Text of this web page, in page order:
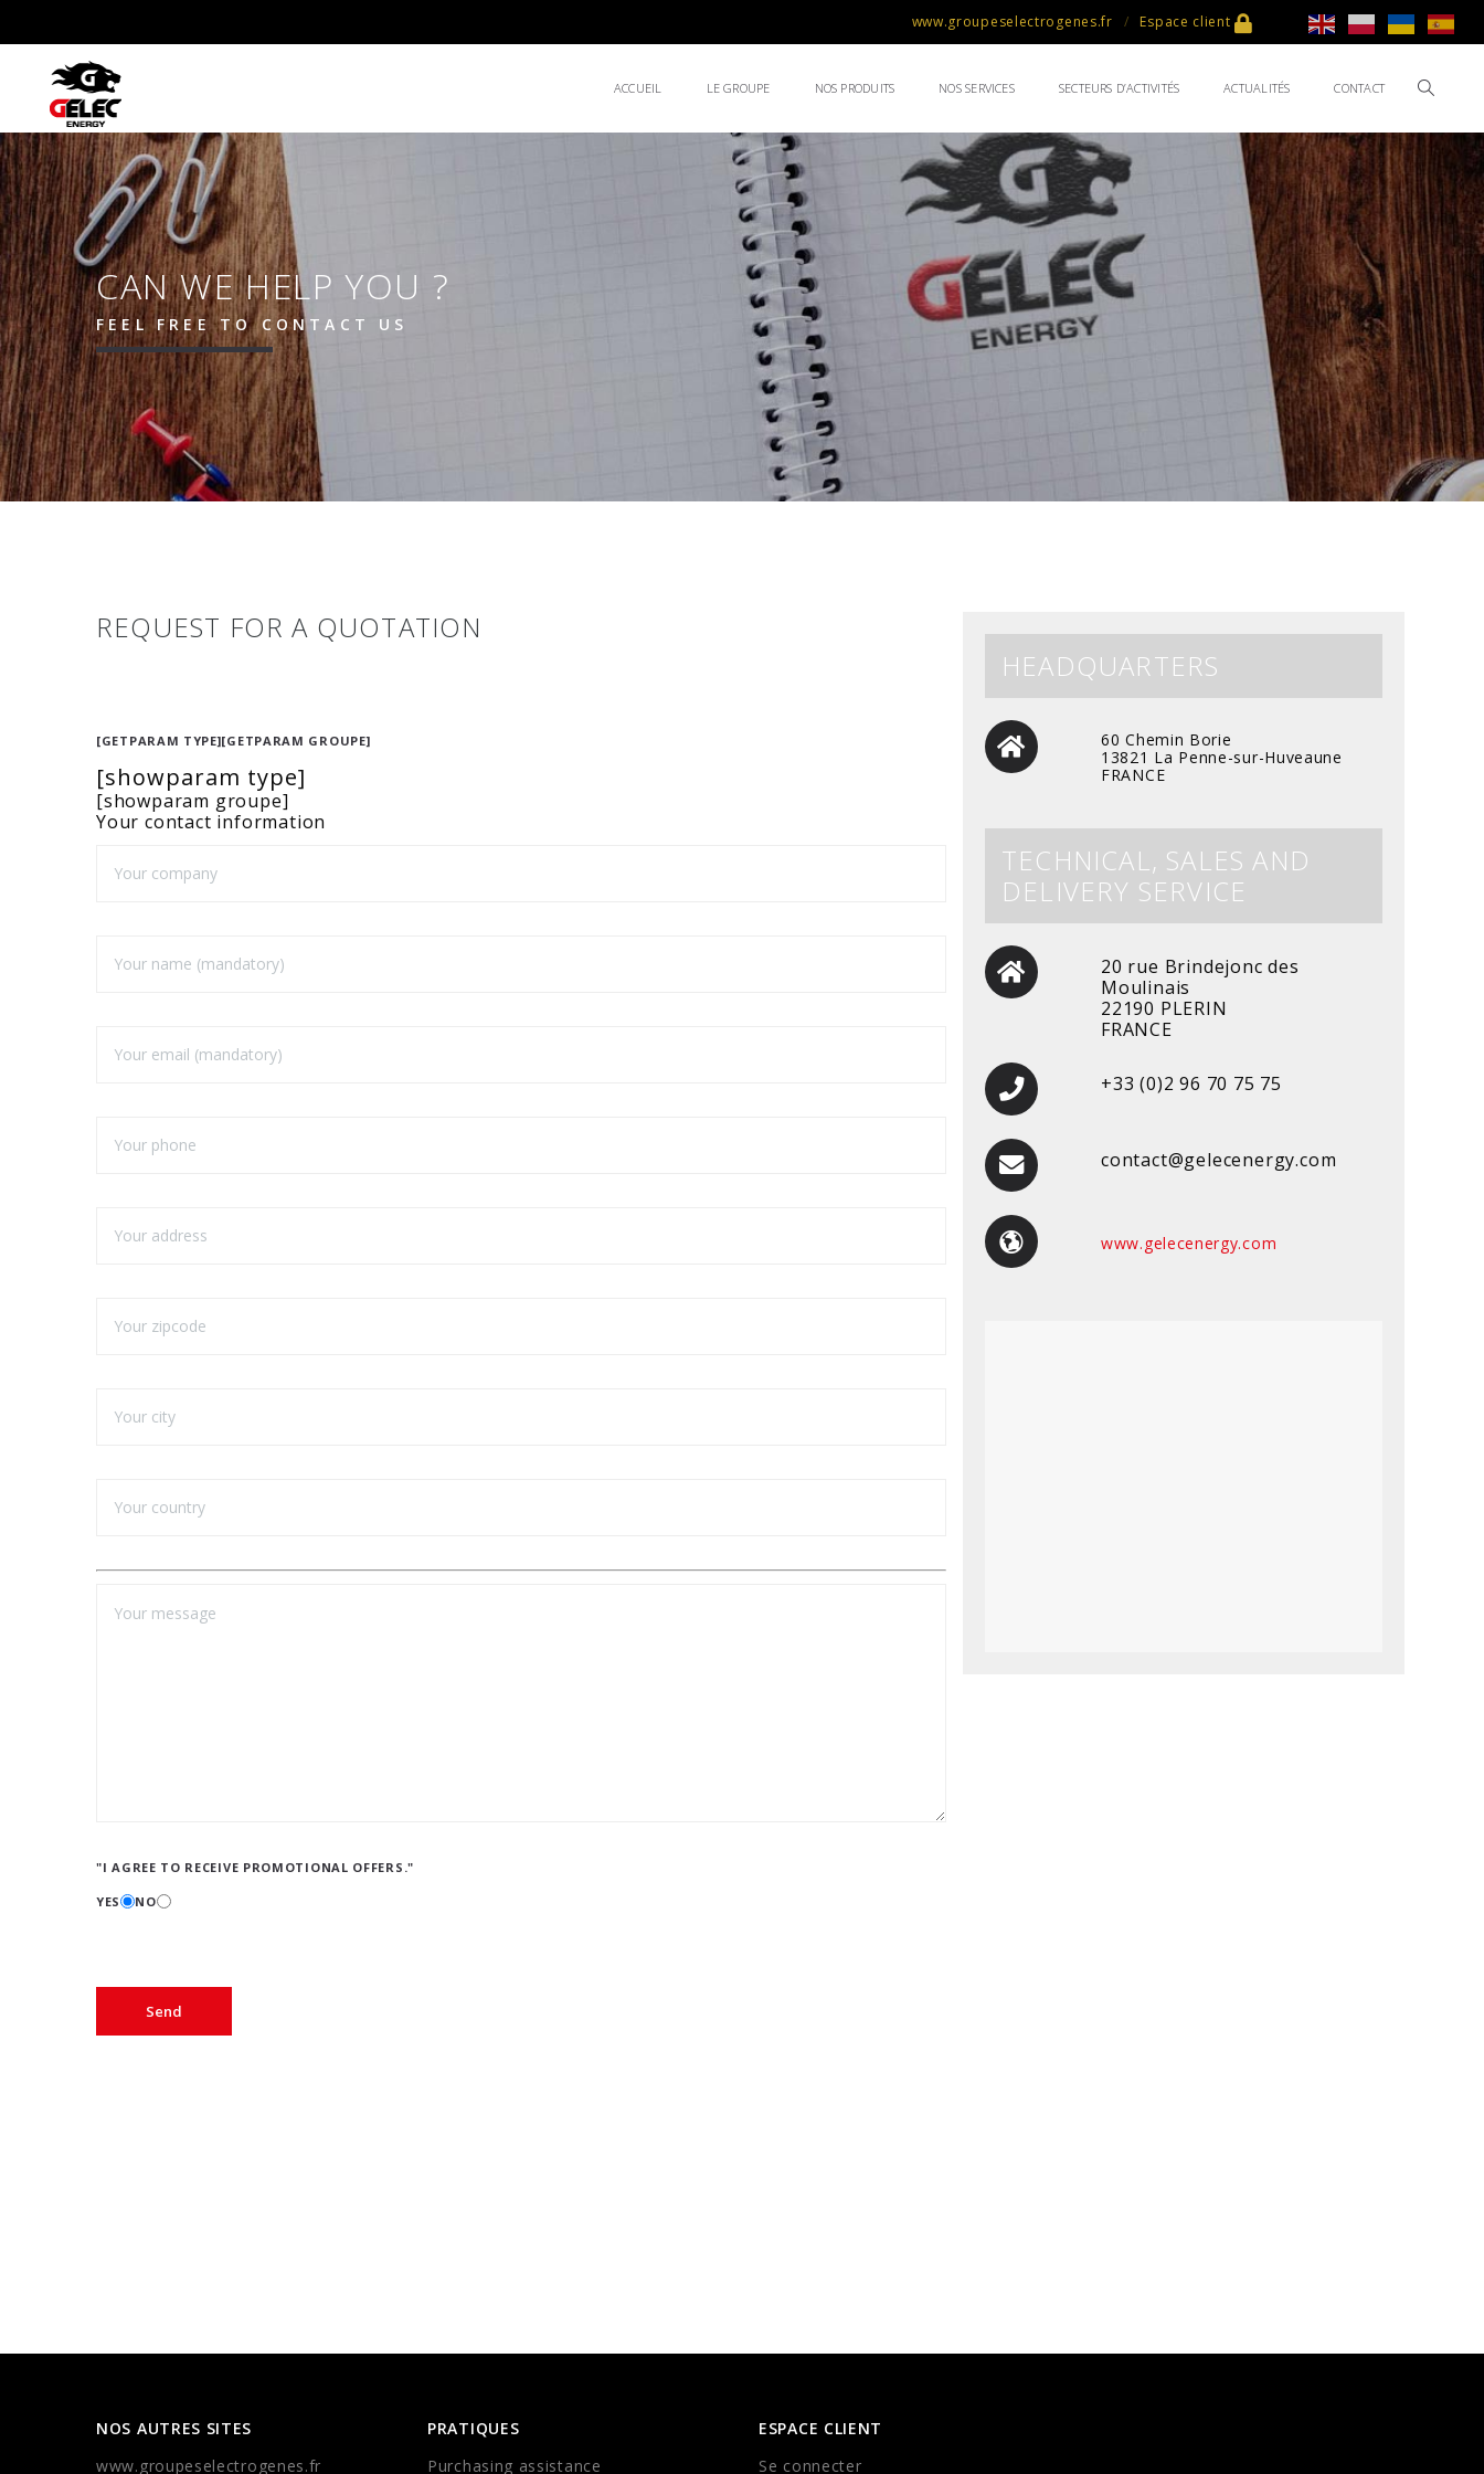
www.groupeselectrogenes.fr Espace client
ACCUEIL LE GROUPE NOS PRODUITS NOS SERVICES SECTEURS D’ACTIVITÉS ACTUALITÉS CONTACT
CAN WE HELP YOU ?
FEEL FREE TO CONTACT US
REQUEST FOR A QUOTATION
[GETPARAM TYPE][GETPARAM GROUPE]
[showparam type]
[showparam groupe]
Your contact information
"I AGREE TO RECEIVE PROMOTIONAL OFFERS."
YES NO
HEADQUARTERS
60 Chemin Borie
13821 La Penne-sur-Huveaune
FRANCE
TECHNICAL, SALES AND
DELIVERY SERVICE
20 rue Brindejonc des
Moulinais
22190 PLERIN
FRANCE
+33 (0)2 96 70 75 75
contact@gelecenergy.com
www.gelecenergy.com
NOS AUTRES SITES
www.groupeselectrogenes.fr
PRATIQUES
Purchasing assistance
ESPACE CLIENT
Se connecter